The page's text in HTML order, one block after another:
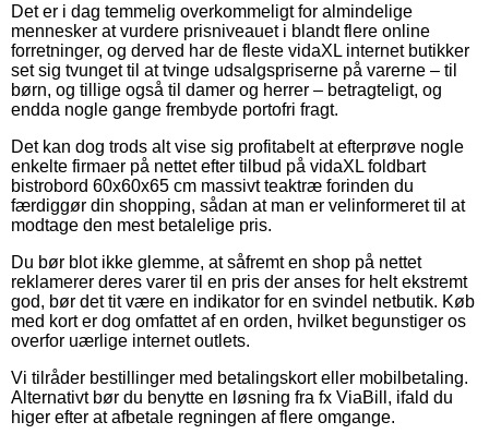
Det er i dag temmelig overkommeligt for almindelige
mennesker at vurdere prisniveauet i blandt flere online
forretninger, og derved har de fleste vidaXL internet butikker
set sig tvunget til at tvinge udsalgspriserne på varerne – til
børn, og tillige også til damer og herrer – betragteligt, og
endda nogle gange frembyde portofri fragt.
Det kan dog trods alt vise sig profitabelt at efterprøve nogle
enkelte firmaer på nettet efter tilbud på vidaXL foldbart
bistrobord 60x60x65 cm massivt teaktræ forinden du
færdiggør din shopping, sådan at man er velinformeret til at
modtage den mest betalelige pris.
Du bør blot ikke glemme, at såfremt en shop på nettet
reklamerer deres varer til en pris der anses for helt ekstremt
god, bør det tit være en indikator for en svindel netbutik. Køb
med kort er dog omfattet af en orden, hvilket begunstiger os
overfor uærlige internet outlets.
Vi tilråder bestillinger med betalingskort eller mobilbetaling.
Alternativt bør du benytte en løsning fra fx ViaBill, ifald du
higer efter at afbetale regningen af flere omgange.